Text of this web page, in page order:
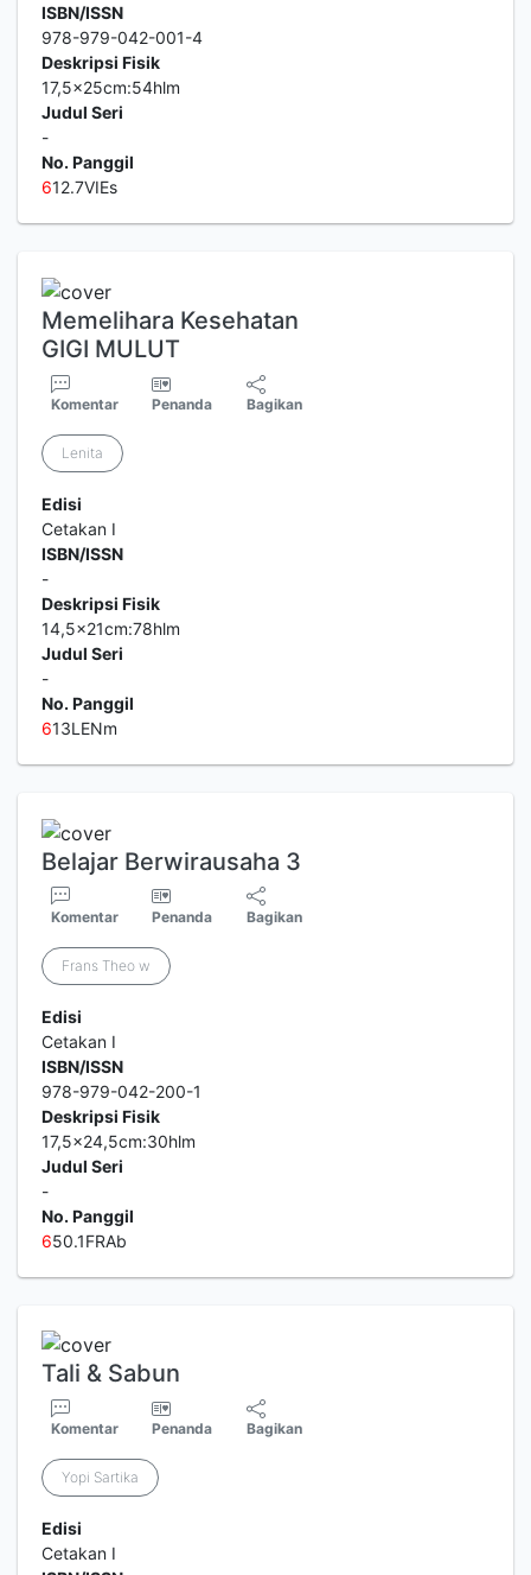
ISBN/ISSN
978-979-042-001-4
Deskripsi Fisik
17,5x25cm:54hlm
Judul Seri
-
No. Panggil
612.7VIEs
Memelihara Kesehatan
GIGI MULUT
Komentar Penanda Bagikan
Lenita
Edisi
Cetakan I
ISBN/ISSN
-
Deskripsi Fisik
14,5x21cm:78hlm
Judul Seri
-
No. Panggil
613LENm
Belajar Berwirausaha 3
Komentar Penanda Bagikan
Frans Theo w
Edisi
Cetakan I
ISBN/ISSN
978-979-042-200-1
Deskripsi Fisik
17,5x24,5cm:30hlm
Judul Seri
-
No. Panggil
650.1FRAb
Tali & Sabun
Komentar Penanda Bagikan
Yopi Sartika
Edisi
Cetakan I